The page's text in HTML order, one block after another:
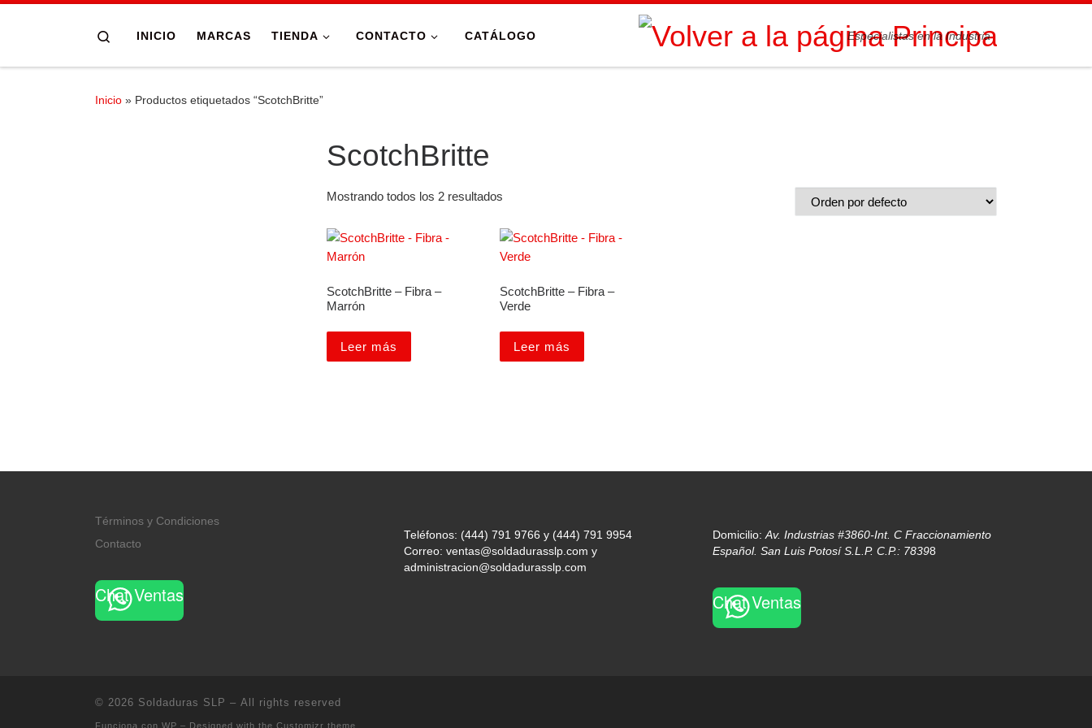
Especialistas en la Industria
INICIO MARCAS TIENDA CONTACTO CATÁLOGO
Search
Inicio » Productos etiquetados “ScotchBritte”
ScotchBritte
Mostrando todos los 2 resultados
ScotchBritte – Fibra –
Marrón
Leer más
ScotchBritte – Fibra –
Verde
Leer más
Términos y Condiciones
Contacto
Chat Ventas
Teléfonos: (444) 791 9766 y (444) 791 9954
Correo: ventas@soldadurasslp.com y
administracion@soldadurasslp.com
Domicilio: Av. Industrias #3860-Int. C Fraccionamiento
Español. San Luis Potosí S.L.P. C.P.: 78398
Chat Ventas
© 2026 Soldaduras SLP – All rights reserved
Funciona con WP – Designed with the Customizr theme